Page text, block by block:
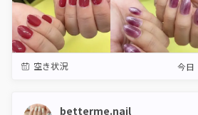
空き状況 今日
betterme.nail